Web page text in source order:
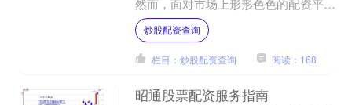
然而，面对市场上形形色色的配资平
台，如何选择一家安全合规、值得信赖
的平台炒股配资查询，成为投....
炒股配资查询
栏目：炒股配资查询 阅读：168
昭通股票配资服务指南